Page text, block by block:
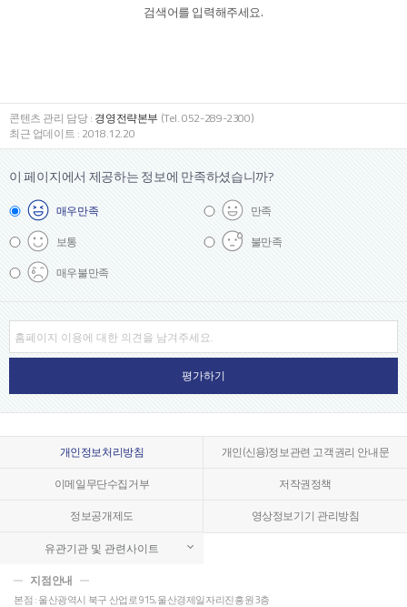
검색어를 입력해주세요.
콘텐츠 관리 담당 : 경영전략본부 (Tel. 052-289-2300)
최근 업데이트 : 2018.12.20
이 페이지에서 제공하는 정보에 만족하셨습니까?
매우만족
만족
보통
불만족
매우불만족
개인정보처리방침
개인(신용)정보관련 고객권리 안내문
이메일무단수집거부
저작권정책
정보공개제도
영상정보기기 관리방침
유관기관 및 관련사이트
지점안내
본점 : 울산광역시 북구 산업로 915, 울산경제일자리진흥원 3층